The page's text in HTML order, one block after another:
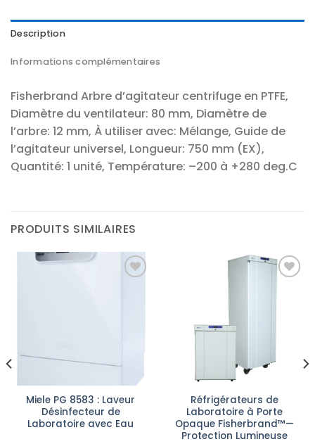
Description
Informations complémentaires
Fisherbrand Arbre d’agitateur centrifuge en PTFE,
Diamètre du ventilateur: 80 mm, Diamètre de
l’arbre: 12 mm, À utiliser avec: Mélange, Guide de
l’agitateur universel, Longueur: 750 mm (EX),
Quantité: 1 unité, Température: –200 à +280 deg.C
PRODUITS SIMILAIRES
Miele PG 8583 : Laveur
Désinfecteur de
Laboratoire avec Eau
Réfrigérateurs de
Laboratoire à Porte
Opaque Fisherbrand™—
Protection Lumineuse